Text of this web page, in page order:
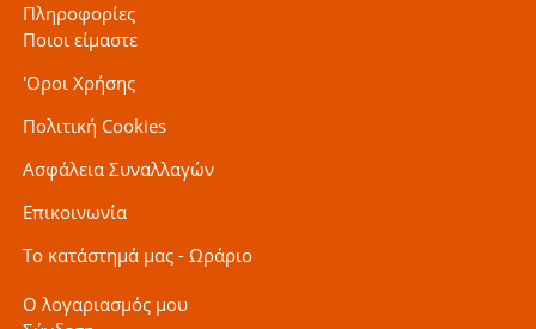
Πληροφορίες
Ποιοι είμαστε
'Οροι Χρήσης
Πολιτική Cookies
Ασφάλεια Συναλλαγών
Επικοινωνία
Το κατάστημά μας - Ωράριο
Ο λογαριασμός μου